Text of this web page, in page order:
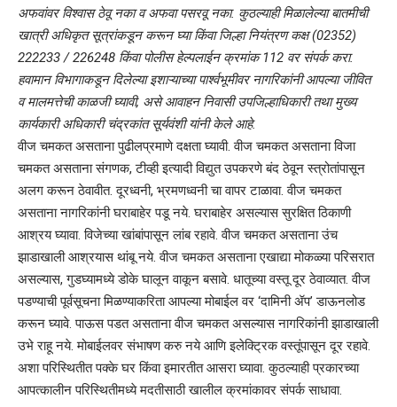
अफवांवर विश्वास ठेवू नका व अफवा पसरवू नका. कुठल्याही मिळालेल्या बातमीची
खात्री अधिकृत सूत्रांकडून करून घ्या किंवा जिल्हा नियंत्रण कक्ष (02352)
222233 / 226248 किंवा पोलीस हेल्पलाईन क्रमांक 112 वर संपर्क करा.
हवामान विभागाकडून दिलेल्या इशाऱ्‍याच्या पार्श्वभूमीवर नागरिकांनी आपल्या जीवित
व मालमत्तेची काळजी घ्यावी, असे आवाहन निवासी उपजिल्हाधिकारी तथा मुख्य
कार्यकारी अधिकारी चंद्रकांत सूर्यवंशी यांनी केले आहे.
वीज चमकत असताना पुढीलप्रमाणे दक्षता घ्यावी. वीज चमकत असताना विजा
चमकत असताना संगणक, टीव्ही इत्यादी विद्युत उपकरणे बंद ठेवून स्त्रोतांपासून
अलग करून ठेवावीत. दूरध्वनी, भ्रमणध्वनी चा वापर टाळावा. वीज चमकत
असताना नागरिकांनी घराबाहेर पडू नये. घराबाहेर असल्यास सुरक्षित ठिकाणी
आश्रय घ्यावा. विजेच्या खांबांपासून लांब रहावे. वीज चमकत असताना उंच
झाडाखाली आश्रयास थांबू नये. वीज चमकत असताना एखाद्या मोकळ्या परिसरात
असल्यास, गुडघ्यामध्ये डोके घालून वाकून बसावे. धातूच्या वस्तू दूर ठेवाव्यात. वीज
पडण्याची पूर्वसूचना मिळण्याकरिता आपल्या मोबाईल वर ‘दामिनी ॲप’ डाऊनलोड
करून घ्यावे. पाऊस पडत असताना वीज चमकत असल्यास नागरिकांनी झाडाखाली
उभे राहू नये. मोबाईलवर संभाषण करु नये आणि इलेक्ट्रिक वस्तूंपासून दूर रहावे.
अशा परिस्थितीत पक्के घर किंवा इमारतीत आसरा घ्यावा. कुठल्याही प्रकारच्या
आपत्कालीन परिस्थितीमध्ये मदतीसाठी खालील क्रमांकावर संपर्क साधावा.